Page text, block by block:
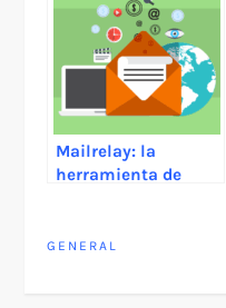
Mailrelay: la
herramienta de
del entretenimiento
GENERAL